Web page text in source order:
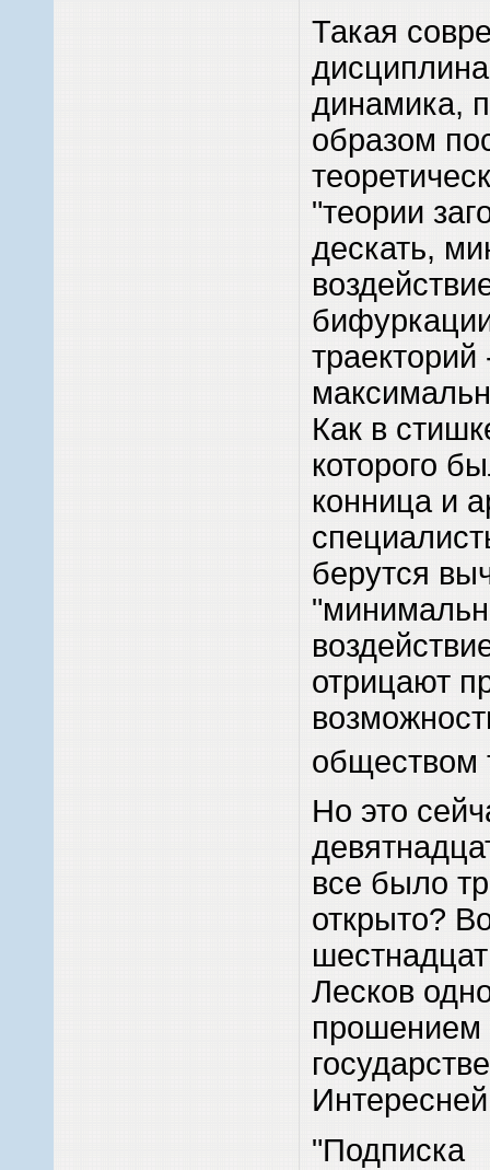
Такая
динамика,
образом
"теории
дескать,
Как в
которого
конница и
берутся
отрицают
обществом
Но это
все было
открыто?
Лесков
прошением
"Подписка